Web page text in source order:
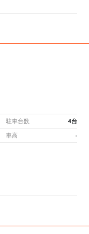
駐車台数 4台
車高 -